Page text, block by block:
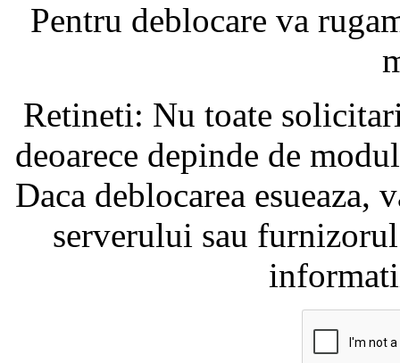
Pentru deblocare va
Retineti: Nu toate
deoarece depinde de
Daca deblocarea
serverului sau